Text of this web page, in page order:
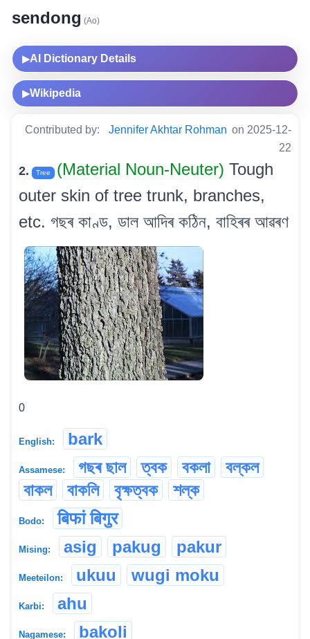
sendong (Ao)
▶AI Dictionary Details
▶Wikipedia
Contributed by: Jennifer Akhtar Rohman on 2025-12-
22
2. Tree (Material Noun-Neuter) Tough
outer skin of tree trunk, branches,
etc. গছৰ কাণ্ড, ডাল আদিৰ কঠিন, বাহিৰৰ আৱৰণ
0
English: bark
Assamese: গছৰ ছাল ত্বক বকলা
বল্কল
বাকল
বাকলি বৃক্ষত্বক শল্ক
Bodo: बिफां बिगुर
Mising: asig pakug pakur
Meeteilon: ukuu wugi moku
Karbi: ahu
Nagamese: bakoli